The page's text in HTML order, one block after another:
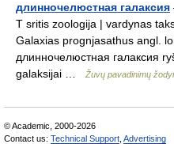
длинночелюстная галаксия
T sritis zoologija | vardynas
Galaxias prognjasathus angl.
длинночелюстная галаксия
galaksijai …
Žuvų pavadinimų
© Academic, 2000-2026
Contact us: Technical Support Advertising